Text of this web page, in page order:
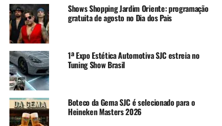
Shows Shopping Jardim Oriente: programação
gratuita de agosto no Dia dos Pais
1ª Expo Estética Automotiva SJC estreia no
Tuning Show Brasil
Boteco da Gema SJC é selecionado para o
Heineken Masters 2026